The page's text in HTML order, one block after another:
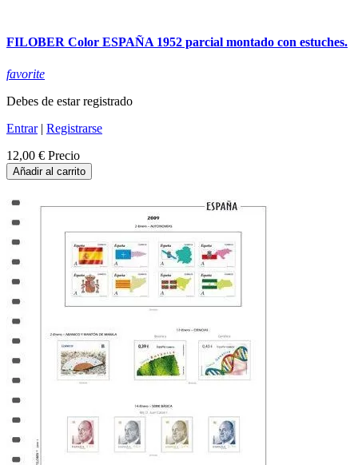
FILOBER Color ESPAÑA 1952 parcial montado con estuches.
favorite
Debes de estar registrado
Entrar| Registrarse
12,00 € Precio
Añadir al carrito